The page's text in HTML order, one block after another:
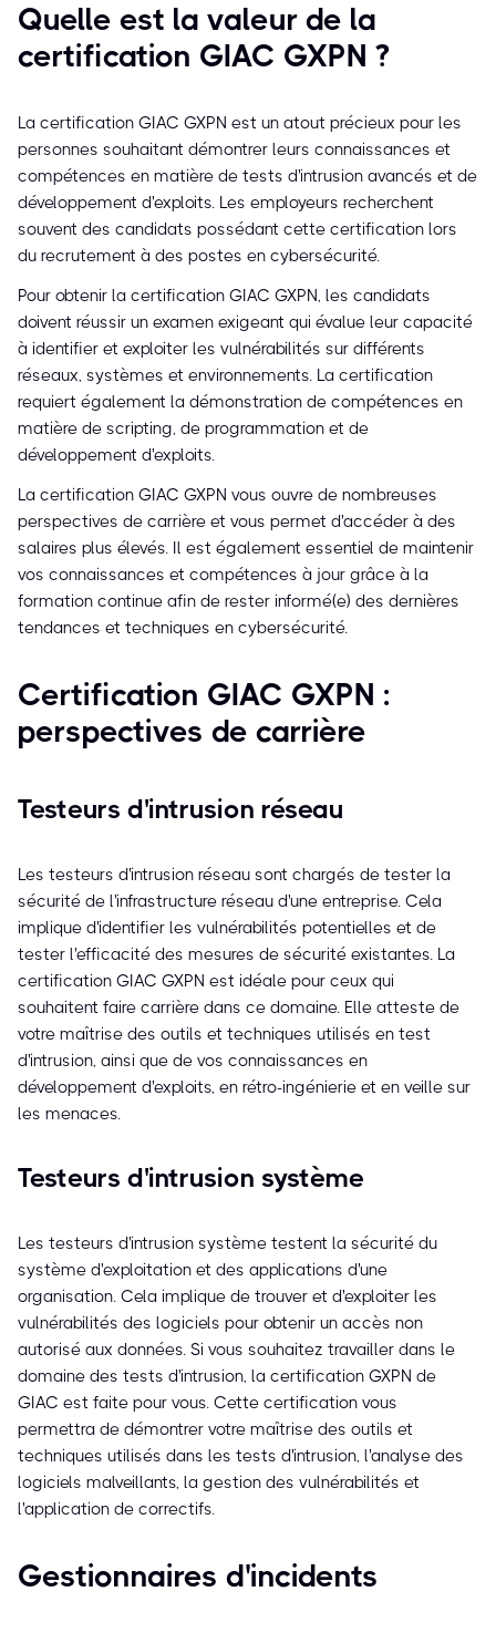
Quelle est la valeur de la
certification GIAC GXPN ?
La certification GIAC GXPN est un atout précieux pour les
personnes souhaitant démontrer leurs connaissances et
compétences en matière de tests d'intrusion avancés et de
développement d'exploits. Les employeurs recherchent
souvent des candidats possédant cette certification lors
du recrutement à des postes en cybersécurité.
Pour obtenir la certification GIAC GXPN, les candidats
doivent réussir un examen exigeant qui évalue leur capacité
à identifier et exploiter les vulnérabilités sur différents
réseaux, systèmes et environnements. La certification
requiert également la démonstration de compétences en
matière de scripting, de programmation et de
développement d'exploits.
La certification GIAC GXPN vous ouvre de nombreuses
perspectives de carrière et vous permet d'accéder à des
salaires plus élevés. Il est également essentiel de maintenir
vos connaissances et compétences à jour grâce à la
formation continue afin de rester informé(e) des dernières
tendances et techniques en cybersécurité.
Certification GIAC GXPN :
perspectives de carrière
Testeurs d'intrusion réseau
Les testeurs d'intrusion réseau sont chargés de tester la
sécurité de l'infrastructure réseau d'une entreprise. Cela
implique d'identifier les vulnérabilités potentielles et de
tester l'efficacité des mesures de sécurité existantes. La
certification GIAC GXPN est idéale pour ceux qui
souhaitent faire carrière dans ce domaine. Elle atteste de
votre maîtrise des outils et techniques utilisés en test
d'intrusion, ainsi que de vos connaissances en
développement d'exploits, en rétro-ingénierie et en veille sur
les menaces.
Testeurs d'intrusion système
Les testeurs d'intrusion système testent la sécurité du
système d'exploitation et des applications d'une
organisation. Cela implique de trouver et d'exploiter les
vulnérabilités des logiciels pour obtenir un accès non
autorisé aux données. Si vous souhaitez travailler dans le
domaine des tests d'intrusion, la certification GXPN de
GIAC est faite pour vous. Cette certification vous
permettra de démontrer votre maîtrise des outils et
techniques utilisés dans les tests d'intrusion, l'analyse des
logiciels malveillants, la gestion des vulnérabilités et
l'application de correctifs.
Gestionnaires d'incidents